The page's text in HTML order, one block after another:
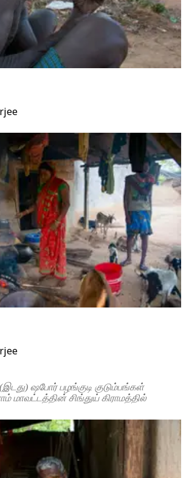
ஷபோர் பழங்குடி குடும்பங்கள்
மாவட்டத்தின் சிங்துய் கிராமத்தில்